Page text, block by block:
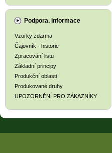
Podpora, informace
Vzorky zdarma
Čajovník - historie
Zpracování listu
Základní principy
Produkční oblasti
Produkované druhy
UPOZORNĚNÍ PRO ZÁKAZNÍKY